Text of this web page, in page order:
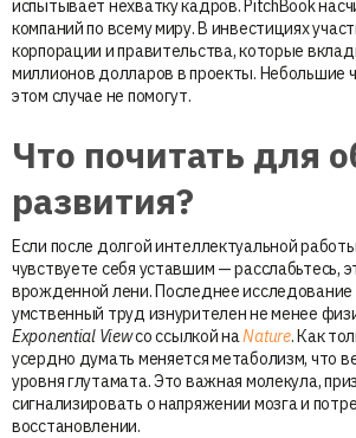
испытывает нехватку кадров. PitchBook
компаний по всему миру. В инвестициях
корпорации и правительства, которые
миллионов долларов в проекты. Небольшие
этом случае не помогут.
Что почитать для
развития?
Если после долгой интеллектуальной
чувствуете себя уставшим — расслабьтесь,
врожденной лени. Последнее исследование
умственный труд изнурителен не менее
Exponential Viewсо ссылкой наNature. Как
усердно думать меняется метаболизм, что
уровня глутамата. Это важная молекула,
сигнализировать о напряжении мозга и
восстановлении.